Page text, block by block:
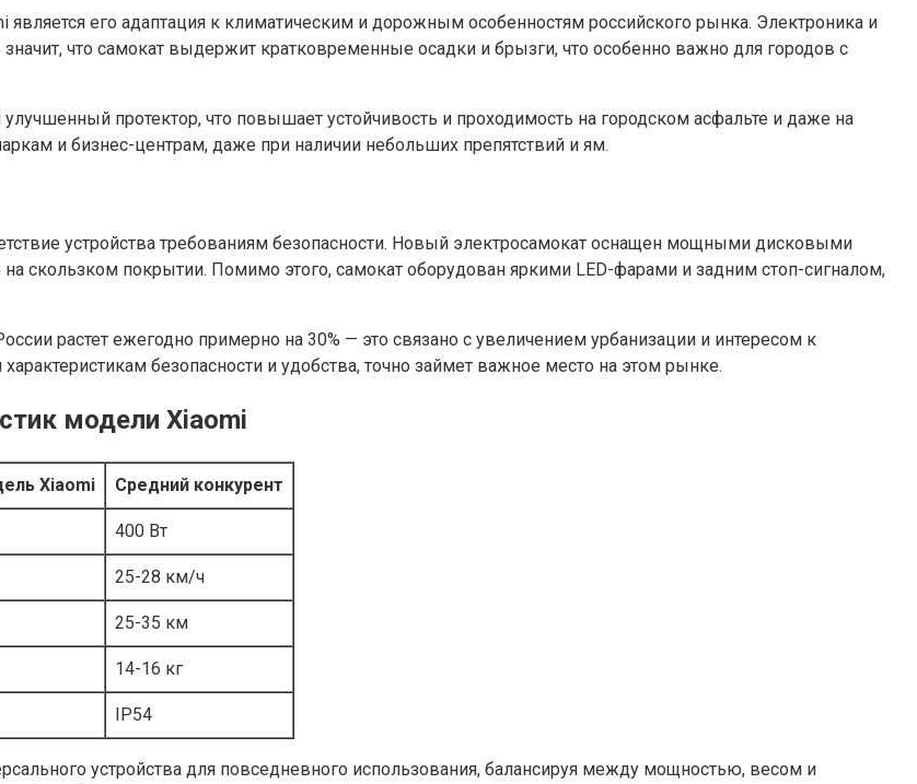
его адаптация к климатическим и дорожным особенностям российского рынка. Электроника и
что самокат выдержит кратковременные осадки и брызги, что особенно важно для городов с
протектор, что повышает устойчивость и проходимость на городском асфальте и даже на
и бизнес-центрам, даже при наличии небольших препятствий и ям.
устройства требованиям безопасности. Новый электросамокат оснащен мощными дисковыми
скользком покрытии. Помимо этого, самокат оборудован яркими LED-фарами и задним стоп-сигналом,
растет ежегодно примерно на 30% — это связано с увеличением урбанизации и интересом к
безопасности и удобства, точно займет важное место на этом рынке.
модели Xiaomi
Xiaomi Средний конкурент
400 Вт
25-28 км/ч
25-35 км
14-16 кг
IP54
устройства для повседневного использования, балансируя между мощностью, весом и